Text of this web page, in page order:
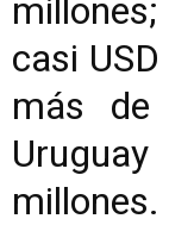
casi
más de
millones.